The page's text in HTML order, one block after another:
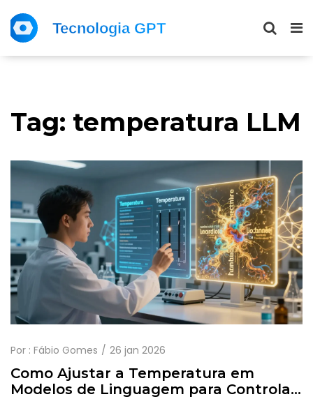
Tag: temperatura LLM
Por : Fábio Gomes 26 jan 2026
Como Ajustar a Temperatura em
Modelos de Linguagem para Controlar